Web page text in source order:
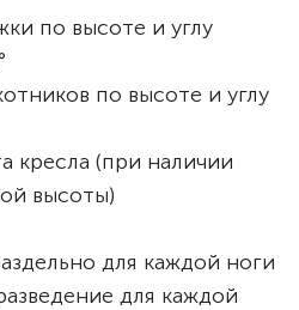
по высоте и углу
по высоте и углу
кресла (при наличии
высоты)
для каждой ноги
для каждой